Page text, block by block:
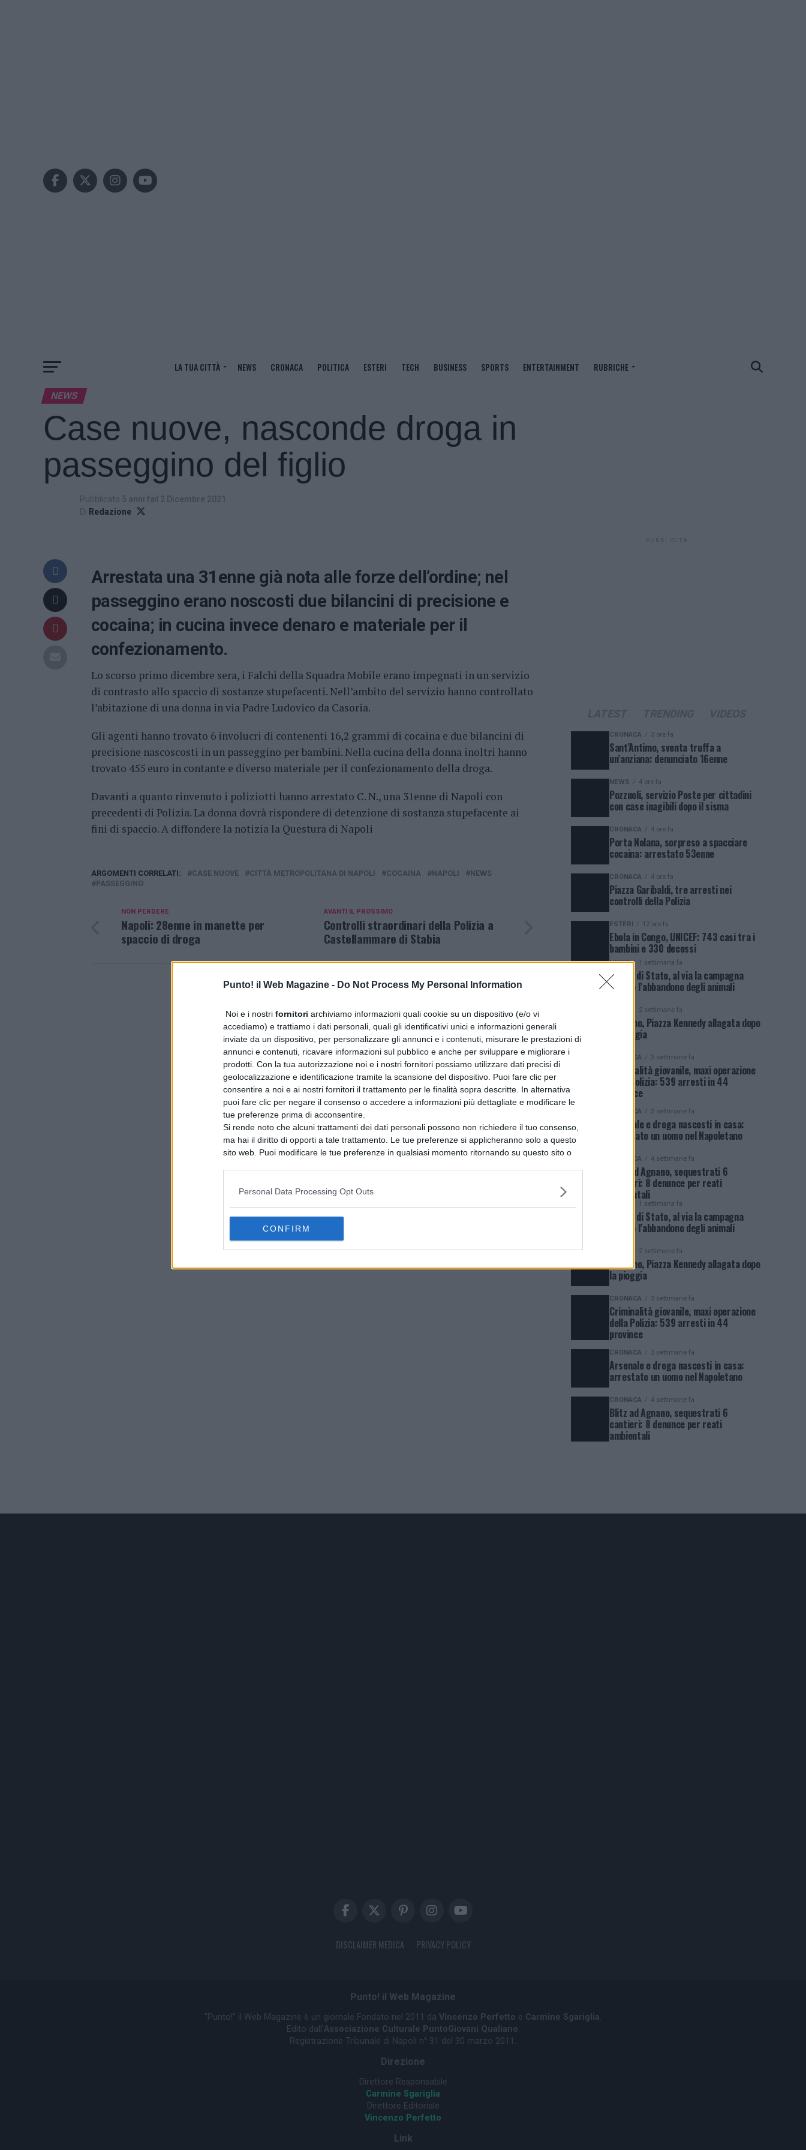
Punto! il Web Magazine - Do Not Process My Personal Information
Noi e i nostri fornitori archiviamo informazioni quali cookie su un dispositivo (e/o vi
accediamo) e trattiamo i dati personali, quali gli identificativi unici e informazioni generali
inviate da un dispositivo, per personalizzare gli annunci e i contenuti, misurare le prestazioni di
annunci e contenuti, ricavare informazioni sul pubblico e anche per sviluppare e migliorare i
prodotti. Con la tua autorizzazione noi e i nostri fornitori possiamo utilizzare dati precisi di
geolocalizzazione e identificazione tramite la scansione del dispositivo. Puoi fare clic per
consentire a noi e ai nostri fornitori il trattamento per le finalità sopra descritte. In alternativa
puoi fare clic per negare il consenso o accedere a informazioni più dettagliate e modificare le
tue preferenze prima di acconsentire.
Si rende noto che alcuni trattamenti dei dati personali possono non richiedere il tuo consenso,
ma hai il diritto di opporti a tale trattamento. Le tue preferenze si applicheranno solo a questo
sito web. Puoi modificare le tue preferenze in qualsiasi momento ritornando su questo sito o
Personal Data Processing Opt Outs
CONFIRM
LA TUA CITTÀ NEWS CRONACA POLITICA ESTERI TECH BUSINESS SPORTS ENTERTAINMENT RUBRICHE
NEWS
Case nuove, nasconde droga in
passeggino del figlio
Pubblicato 5 anni fail 2 Dicembre 2021
Di Redazione
Arrestata una 31enne già nota alle forze dell’ordine; nel
passeggino erano noscosti due bilancini di precisione e
cocaina; in cucina invece denaro e materiale per il
confezionamento.
Lo scorso primo dicembre sera, i Falchi della Squadra Mobile erano impegnati in un servizio
di contrasto allo spaccio di sostanze stupefacenti. Nell’ambito del servizio hanno controllato
l’abitazione di una donna in via Padre Ludovico da Casoria.
Gli agenti hanno trovato 6 involucri di contenenti 16,2 grammi di cocaina e due bilancini di
precisione nascoscosti in un passeggino per bambini. Nella cucina della donna inoltri hanno
trovato 455 euro in contante e diverso materiale per il confezionamento della droga.
Davanti a quanto rinvenuto i poliziotti hanno arrestato C. N., una 31enne di Napoli con
precedenti di Polizia. La donna dovrà rispondere di detenzione di sostanza stupefacente ai
fini di spaccio. A diffondere la notizia la Questura di Napoli
ARGOMENTI CORRELATI: CASE NUOVE CITTÀ METROPOLITANA DI NAPOLI COCAINA NAPOLI
NEWS
PASSEGGINO
AVANTI IL ​​PROSSIMO
Controlli straordinari della Polizia a
Castellammare di Stabia
NON PERDERE
Napoli: 28enne in manette per
spaccio di droga
PUBBLICITÀ
PUBBLICITÀ
CRONACA 3 ore fa
Sant’Antimo, sventa truffa a
un’anziana: denunciato 16enne
NEWS 4 ore fa
Pozzuoli, servizio Poste per cittadini
con case inagibili dopo il sisma
CRONACA 4 ore fa
Porta Nolana, sorpreso a spacciare
cocaina: arrestato 53enne
CRONACA 4 ore fa
Piazza Garibaldi, tre arresti nei
controlli della Polizia
ESTERI 12 ore fa
Ebola in Congo, UNICEF: 743 casi tra i
bambini e 330 decessi
NEWS 1 settimana fa
Polizia di Stato, al via la campagna
contro l’abbandono degli animali
2 settimane fa
Qualiano, Piazza Kennedy allagata dopo
la pioggia
CRONACA 3 settimane fa
Criminalità giovanile, maxi operazione
della Polizia: 539 arresti in 44
province
CRONACA 3 settimane fa
Arsenale e droga nascosti in casa:
arrestato un uomo nel Napoletano
CRONACA 4 settimane fa
Blitz ad Agnano, sequestrati 6
cantieri: 8 denunce per reati
ambientali
1 settimana fa
Polizia di Stato, al via la campagna
contro l’abbandono degli animali
2 settimane fa
Qualiano, Piazza Kennedy allagata dopo
la pioggia
CRONACA 3 settimane fa
Criminalità giovanile, maxi operazione
della Polizia: 539 arresti in 44
province
CRONACA 3 settimane fa
Arsenale e droga nascosti in casa:
arrestato un uomo nel Napoletano
CRONACA 4 settimane fa
Blitz ad Agnano, sequestrati 6
cantieri: 8 denunce per reati
ambientali
DISCLAIMER MEDICA PRIVACY POLICY
Punto! il Web Magazine
"Punto!" il Web Magazine è un giornale Fondato nel 2011 da Vincenzo Perfetto e Carmine Sgariglia.
Edito dall'Associazione Culturale PuntoGiovani Qualiano.
Registrazione Tribunale di Napoli n° 31 del 30 marzo 2011.
Direzione
Direttore Responsabile
Carmine Sgariglia
Direttore Editoriale
Vincenzo Perfetto
Link